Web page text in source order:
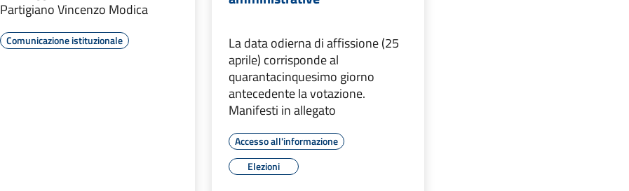
Partigiano Vincenzo Modica
Comunicazione istituzionale
La data odierna di affissione (25
aprile) corrisponde al
quarantacinquesimo giorno
antecedente la votazione.
Manifesti in allegato
Accesso all'informazione
Elezioni